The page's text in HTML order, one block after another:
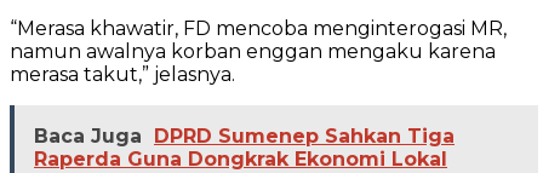
“Merasa khawatir, FD mencoba menginterogasi MR,
namun awalnya korban enggan mengaku karena
merasa takut,” jelasnya.
Baca Juga
DPRD Sumenep Sahkan Tiga
Raperda Guna Dongkrak Ekonomi Lokal